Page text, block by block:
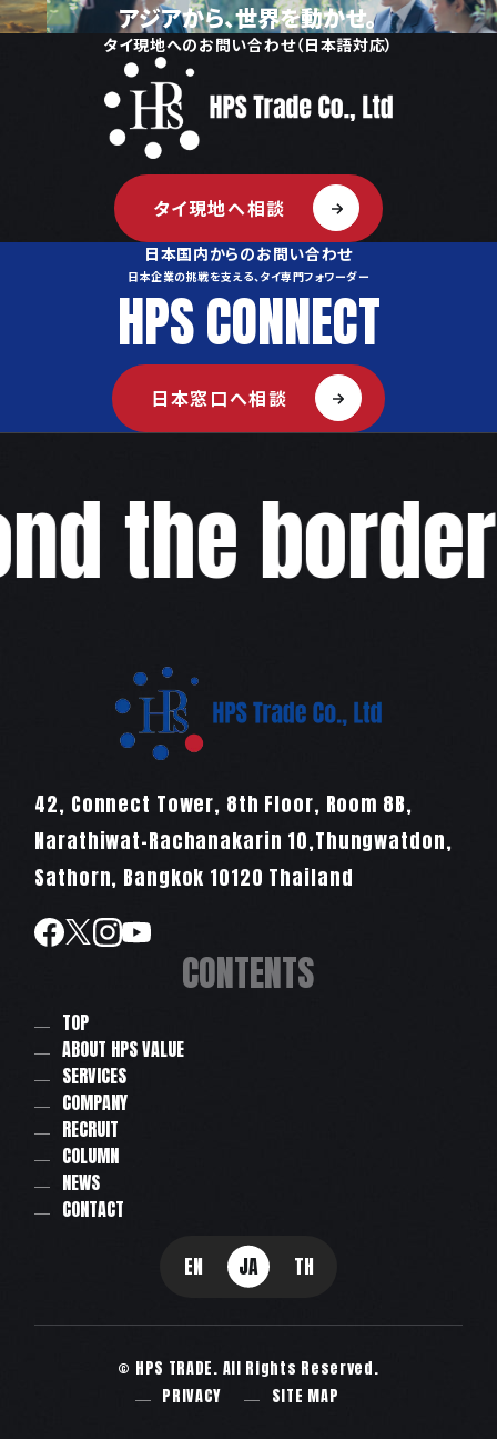
アジアから、世界を動かせ。
タイ現地へのお問い合わせ（日本語対応）
タイ現地へ相談
日本国内からのお問い合わせ
日本企業の挑戦を支える、タイ専門フォワーダー
HPS CONNECT
日本窓口へ相談
the
42, Connect Tower, 8th Floor, Room 8B,
Narathiwat-Rachanakarin 10,Thungwatdon,
Sathorn, Bangkok 10120 Thailand
CONTENTS
TOP
ABOUT HPS VALUE
SERVICES
COMPANY
RECRUIT
COLUMN
NEWS
CONTACT
EN JA TH
© HPS TRADE. All Rights Reserved.
PRIVACY
SITE MAP